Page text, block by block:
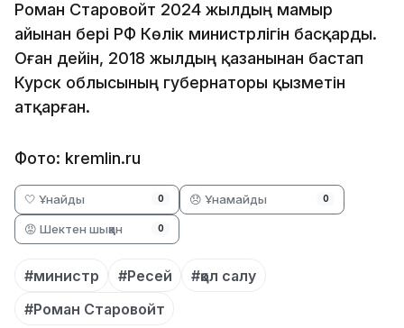
Роман Старовойт 2024 жылдың мамыр
айынан бері РФ Көлік министрлігін басқарды.
Оған дейін, 2018 жылдың қазанынан бастап
Курск облысының губернаторы қызметін
атқарған.
Фото: kremlin.ru
🤍 Ұнайды 0 😞 Ұнамайды 0
😡 Шектен шыққан 0
#министр #Ресей
#қол салу
#Роман Старовойт